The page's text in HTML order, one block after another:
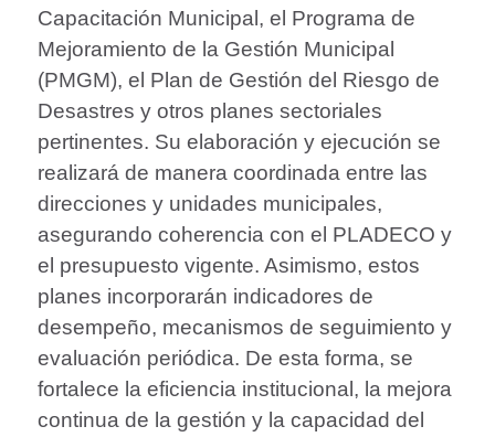
Capacitación Municipal, el Programa de
Mejoramiento de la Gestión Municipal
(PMGM), el Plan de Gestión del Riesgo de
Desastres y otros planes sectoriales
pertinentes. Su elaboración y ejecución se
realizará de manera coordinada entre las
direcciones y unidades municipales,
asegurando coherencia con el PLADECO y
el presupuesto vigente. Asimismo, estos
planes incorporarán indicadores de
desempeño, mecanismos de seguimiento y
evaluación periódica. De esta forma, se
fortalece la eficiencia institucional, la mejora
continua de la gestión y la capacidad del